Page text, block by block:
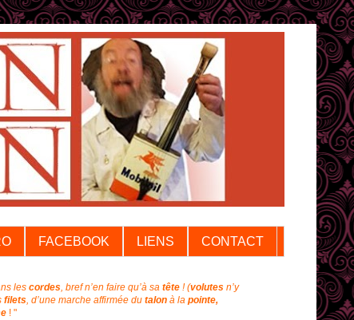
FACEBOOK LIENS CONTACT
les cordes, bref n’en faire qu’à sa tête !(volutes n’y
filets, d’une marche affirmée du talon à la pointe,
! "